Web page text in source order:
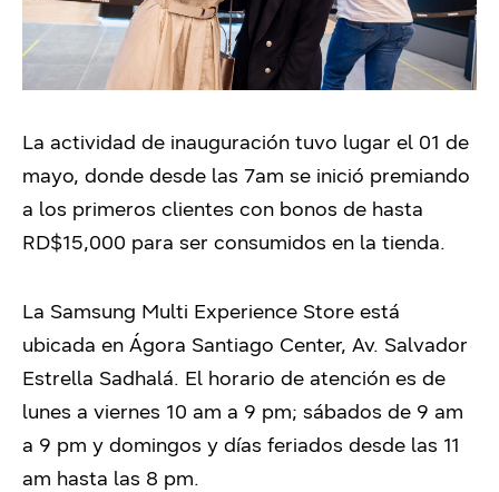
La actividad de inauguración tuvo lugar el 01 de
mayo, donde desde las 7am se inició premiando
a los primeros clientes con bonos de hasta
RD$15,000 para ser consumidos en la tienda.
La Samsung Multi Experience Store está
ubicada en Ágora Santiago Center, Av. Salvador
Estrella Sadhalá. El horario de atención es de
lunes a viernes 10 am a 9 pm; sábados de 9 am
a 9 pm y domingos y días feriados desde las 11
am hasta las 8 pm.